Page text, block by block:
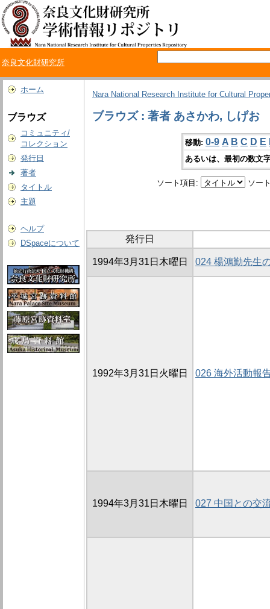
奈良文化財研究所
ホーム
ブラウズ
コミュニティ/
コレクション
発行日
著者
タイトル
主題
ヘルプ
DSpaceについて
Nara National Research Institute for Cultural
ブラウズ : 著者 あさかわ, しげお
移動: 0-9 A B C D E
あるいは、最初の数文
ソート項目: ソー
発行日
1994年3月31日木曜日 024 楊鴻勤先生
1992年3月31日火曜日 026 海外活動報
1994年3月31日木曜日 027 中国との交